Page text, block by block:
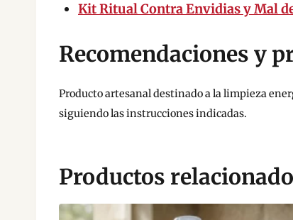
Kit Ritual Contra Envidias y Mal
Recomendaciones y
Producto artesanal destinado a la limpieza
siguiendo las instrucciones indicadas.
Productos